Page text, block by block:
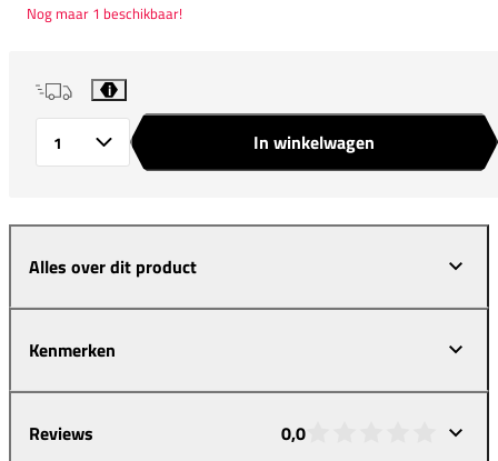
Nog maar 1 beschikbaar!
i
In winkelwagen
Alles over dit product
Kenmerken
Reviews 0,0